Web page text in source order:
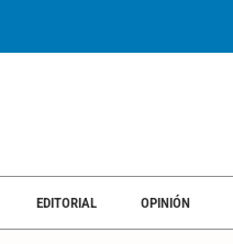
EDITORIAL OPINIÓN